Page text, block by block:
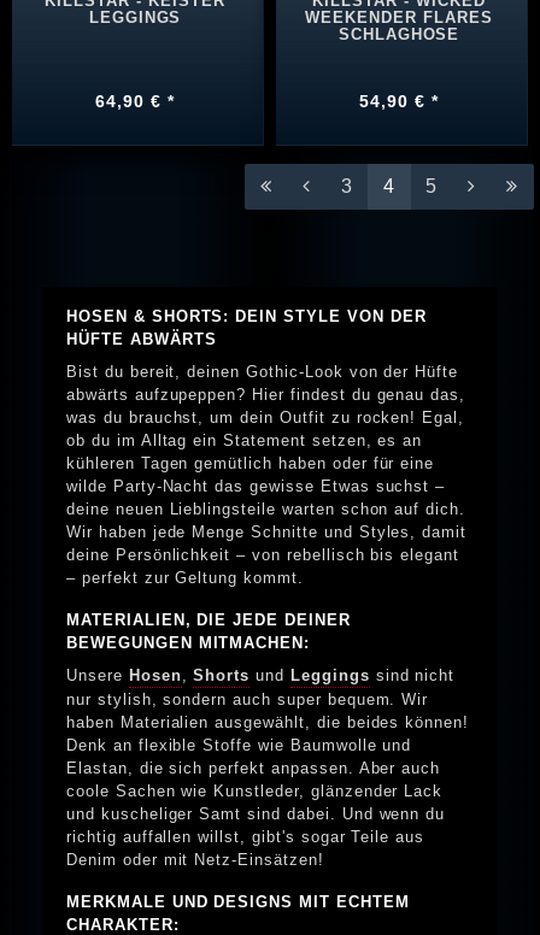
LEGGINGS
64,90 € *
WEEKENDER FLARES
SCHLAGHOSE
54,90 € *
3 4 5
HOSEN & SHORTS: DEIN STYLE VON DER
HÜFTE ABWÄRTS
Bist du bereit, deinen Gothic-Look von der Hüfte
abwärts aufzupeppen? Hier findest du genau das,
was du brauchst, um dein Outfit zu rocken! Egal,
ob du im Alltag ein Statement setzen, es an
kühleren Tagen gemütlich haben oder für eine
wilde Party-Nacht das gewisse Etwas suchst –
deine neuen Lieblingsteile warten schon auf dich.
Wir haben jede Menge Schnitte und Styles, damit
deine Persönlichkeit – von rebellisch bis elegant
– perfekt zur Geltung kommt.
MATERIALIEN, DIE JEDE DEINER
BEWEGUNGEN MITMACHEN:
Unsere Hosen ,Shorts und Leggings sind nicht
nur stylish, sondern auch super bequem. Wir
haben Materialien ausgewählt, die beides können!
Denk an flexible Stoffe wie Baumwolle und
Elastan, die sich perfekt anpassen. Aber auch
coole Sachen wie Kunstleder, glänzender Lack
und kuscheliger Samt sind dabei. Und wenn du
richtig auffallen willst, gibt's sogar Teile aus
Denim oder mit Netz-Einsätzen!
MERKMALE UND DESIGNS MIT ECHTEM
CHARAKTER: